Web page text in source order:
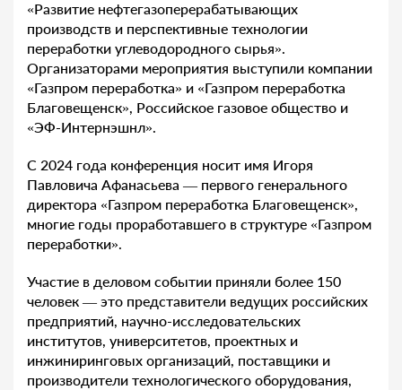
«Развитие нефтегазоперерабатывающих
производств и перспективные технологии
переработки углеводородного сырья».
Организаторами мероприятия выступили компании
«Газпром переработка» и «Газпром переработка
Благовещенск», Российское газовое общество и
«ЭФ-Интернэшнл».
С 2024 года конференция носит имя Игоря
Павловича Афанасьева — первого генерального
директора «Газпром переработка Благовещенск»,
многие годы проработавшего в структуре «Газпром
переработки».
Участие в деловом событии приняли более 150
человек — это представители ведущих российских
предприятий, научно-исследовательских
институтов, университетов, проектных и
инжиниринговых организаций, поставщики и
производители технологического оборудования,